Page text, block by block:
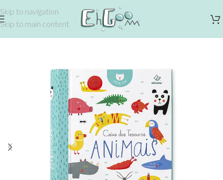
Skip to navigation
Skip to main content